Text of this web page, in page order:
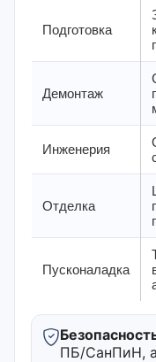
Подготовка
Демонтаж
Инженерия
Отделка
Пусконаладка
ПБ/СанПиН,